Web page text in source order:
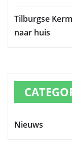
Tilburgse
naar huis
Nieuws